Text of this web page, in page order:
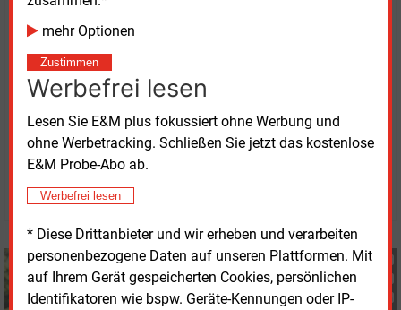
mehr Optionen
Zustimmen
Werbefrei lesen
Lesen Sie E&M plus fokussiert ohne Werbung und
ohne Werbetracking. Schließen Sie jetzt das kostenlose
E&M Probe-Abo ab.
Werbefrei lesen
* Diese Drittanbieter und wir erheben und verarbeiten
personenbezogene Daten auf unseren Plattformen. Mit
auf Ihrem Gerät gespeicherten Cookies, persönlichen
Identifikatoren wie bspw. Geräte-Kennungen oder IP-
Die BDEW-Publikation
Energiewirtschaft“
Verbandes verfügbar.
Donnerstag, 22.04.2021, 10:52 Uhr
Peter Koller
© 2026 Energie & Management GmbH
Peter Koller
+49 (0) 8152 9311 21
p.koller@energie-und-management.de